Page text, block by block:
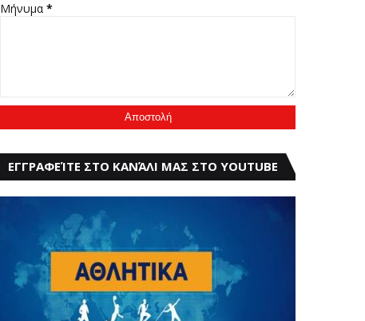
Μήνυμα *
ΕΓΓΡΑΦΕΊΤΕ ΣΤΟ ΚΑΝΆΛΙ ΜΑΣ ΣΤΟ YOUTUBE